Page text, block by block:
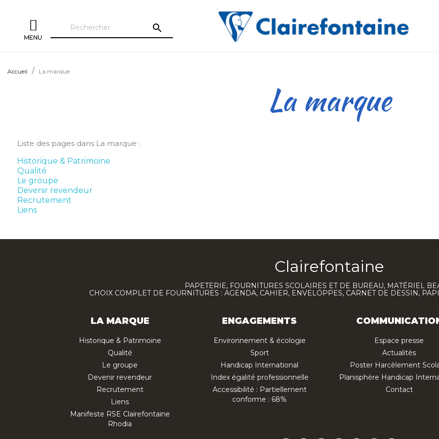
MENU
search
Accueil La marque
La marque
Liste des pages dans La marque :
Historique & Patrimoine
Qualité
Le groupe
Devenir revendeur
Recrutement
Liens
Clairefontaine
PAPETERIE, FOURNITURES SCOLAIRES ET DE BUREAU, MATÉRIEL
CHOIX COMPLET DE FOURNITURES : AGENDA, CAHIER, ENVELOPPES, CARNET DE DESSIN,
LA MARQUE
Historique & Patrimoine
Qualité
Le groupe
Devenir revendeur
Recrutement
Liens
Manifeste RSE Clairefontaine
Rhodia
ENGAGEMENTS
Environnement & écologie
Sport
Handicap International
Index égalité professionnelle
Accessibilité : Partiellement
conforme : 68%
Espace presse
Actualités
Poster Harcèlement
Planisphère Handicap
Contact